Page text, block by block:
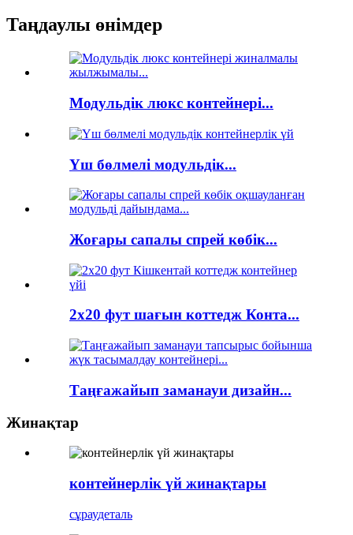
Таңдаулы өнімдер
Модульдік люкс контейнері...
Үш бөлмелі модульдік...
Жоғары сапалы спрей көбік...
2x20 фут шағын коттедж Конта...
Таңғажайып заманауи дизайн...
Жинақтар
контейнерлік үй жинақтары
сұраудеталь